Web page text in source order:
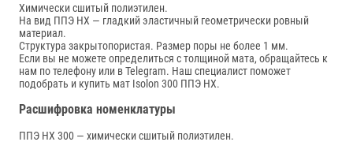
Химически сшитый полиэтилен.
На вид ППЭ НХ — гладкий эластичный геометрически ровный
материал.
Структура закрытопористая. Размер поры не более 1 мм.
Если вы не можете определиться с толщиной мата, обращайтесь к
нам по телефону или в Telegram. Наш специалист поможет
подобрать и купить мат Isolon 300 ППЭ НХ.
Расшифровка номенклатуры
ППЭ НХ 300 — химически сшитый полиэтилен.